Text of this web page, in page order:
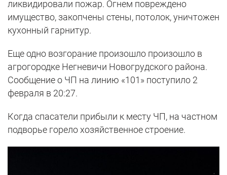
ликвидировали пожар. Огнем повреждено
имущество, закопчены стены, потолок, уничтожен
кухонный гарнитур.
Еще одно возгорание произошло произошло в
агрогородке Негневичи Новогрудского района.
Сообщение о ЧП на линию «101» поступило 2
февраля в 20:27.
Когда спасатели прибыли к месту ЧП, на частном
подворье горело хозяйственное строение.